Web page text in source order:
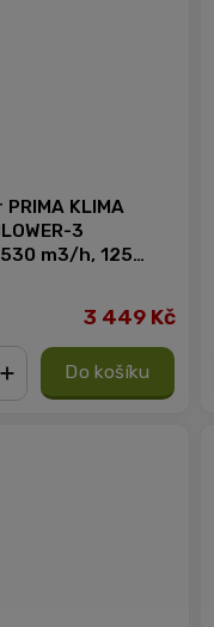
KLIMA
3
m3/h, 125
3 449 Kč
Do košíku